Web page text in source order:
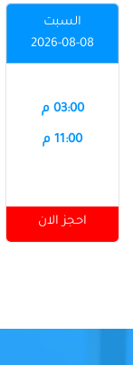
السبت
2026-08-08
03:00 م
11:00 م
احجز الان